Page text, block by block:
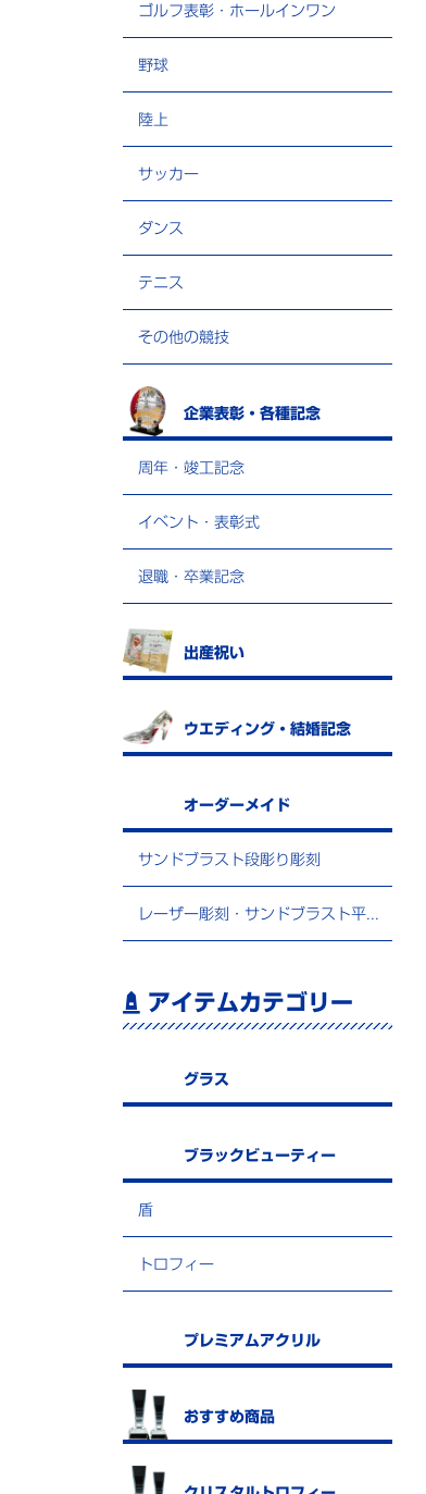
ゴルフ表彰・ホールインワン
野球
陸上
サッカー
ダンス
テニス
その他の競技
企業表彰・各種記念
周年・竣工記念
イベント・表彰式
退職・卒業記念
出産祝い
ウエディング・結婚記念
オーダーメイド
サンドブラスト段彫り彫刻
アイテムカテゴリー
グラス
ブラックビューティー
盾
トロフィー
プレミアムアクリル
おすすめ商品